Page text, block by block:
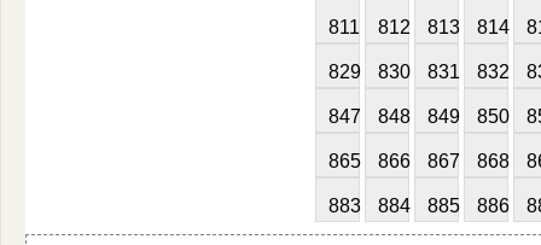
811 812 813 814
829 830 831 832
847 848 849 850
865 866 867 868
883 884 885 886